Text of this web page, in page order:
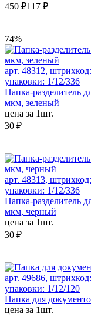
450 ₽117 ₽
74%
арт. 48312,
упаковки: 1/12/336
Папка-разделитель
мкм, зеленый
цена за 1шт.
30 ₽
арт. 48313,
упаковки: 1/12/336
Папка-разделитель
мкм, черный
цена за 1шт.
30 ₽
арт. 49686,
упаковки: 1/12/120
Папка для
цена за 1шт.